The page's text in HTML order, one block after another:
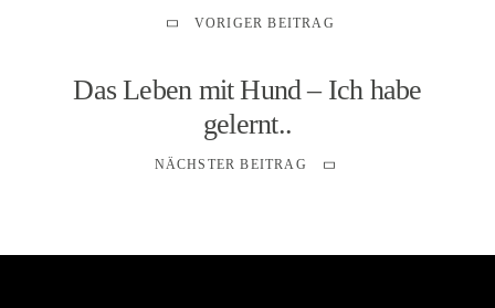
VORIGER BEITRAG
Das Leben mit Hund – Ich habe
gelernt..
NÄCHSTER BEITRAG